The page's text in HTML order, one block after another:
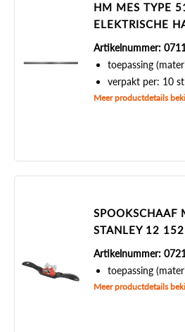
HM MES TYPE
ELEKTRISCHE
Artikelnummer:
toepassing
verpakt per: 10 st
Meer productdetails
SPOOKSCHAAF
STANLEY 12 152
Artikelnummer:
toepassing
Meer productdetails